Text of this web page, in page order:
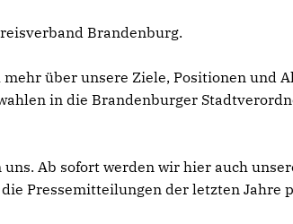
Brandenburg.
über unsere Ziele, Positionen und
in die Brandenburger
Ab sofort werden wir hier auch
Pressemitteilungen der letzten